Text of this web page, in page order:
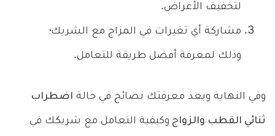
لتخفيف الأعراض.
مشاركة أي تغيرات في المزاج مع الشريك؛
وذلك لمعرفة أفضل طريقة للتعامل.
وفي النهاية وبعد معرفتك نصائح في حالة اضطراب
ثنائي القطب والزواج وكيفية التعامل مع شريكك في